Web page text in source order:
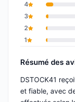
4
3
2
1
Résumé des
DSTOCK41
et fiable, avec